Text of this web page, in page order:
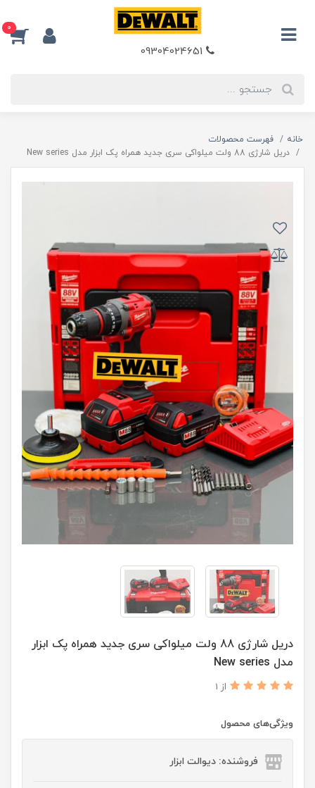
0
خانه
فهرست محصولات
دریل شارژی 88 ولت میلواکی سری جدید همراه پک ابزار مدل New series
دریل شارژی 88 ولت میلواکی سری جدید همراه پک ابزار
مدل New series
از 1
ویژگی‌های محصول
فروشنده: دیوالت ابزار